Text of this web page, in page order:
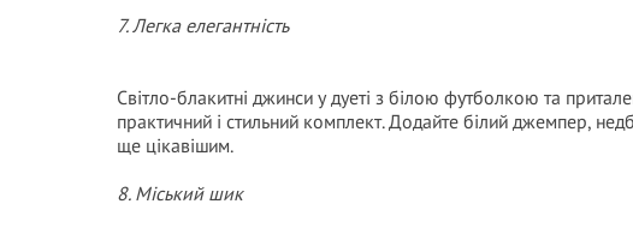
7. Легка елегантність
Світло-блакитні джинси у дуеті з білою футболкою та
практичний і стильний комплект. Додайте білий джемпер,
ще цікавішим.
8. Міський шик